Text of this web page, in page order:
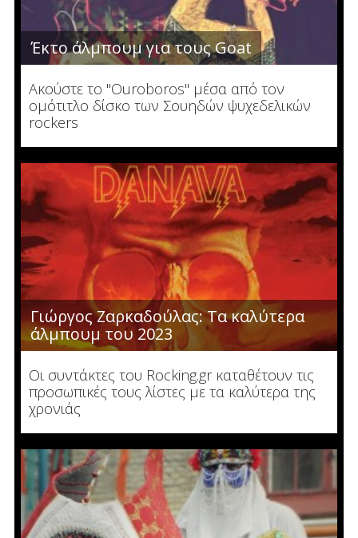
Έκτο άλμπουμ για τους Goat
Ακούστε το "Ouroboros" μέσα από τον
ομότιτλο δίσκο των Σουηδών ψυχεδελικών
rockers
Γιώργος Ζαρκαδούλας: Τα καλύτερα
άλμπουμ του 2023
Οι συντάκτες του Rocking.gr καταθέτουν τις
προσωπικές τους λίστες με τα καλύτερα της
χρονιάς